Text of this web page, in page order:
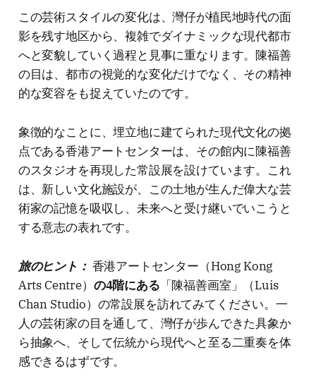
この芸術スタイルの変化は、灣仔が植民地時代の面
影を残す地区から、複雑でダイナミックな現代都市
へと変貌していく過程と見事に重なります。陳福善
の目は、都市の視覚的な変化だけでなく、その精神
的な変容をも捉えていたのです。
象徴的なことに、埋立地に建てられた現代文化の拠
点である香港アートセンターは、その館内に陳福善
のスタジオを再現した常設展を設けています。これ
は、新しい文化施設が、この土地が生んだ偉大な芸
術家の記憶を吸収し、未来へと受け継いでいこうと
する意志の表れです。
旅のヒント： 香港アートセンター（Hong Kong
Arts Centre） の4階にある 「陳福善画室」（Luis
Chan Studio）の常設展を訪れてみてください。一
人の芸術家の目を通して、灣仔が歩んできた具象か
ら抽象へ、そして伝統から現代へと至る二重奏を体
感できるはずです。